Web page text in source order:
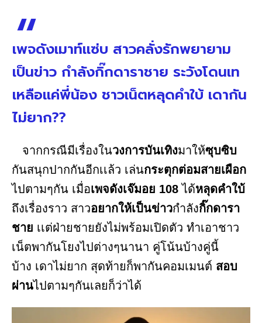
เพจดังเมาท์เเซ่บ สาวคลั่งรักพยายาม
เป็นข่าว กำลังกิ๊กดาราชาย ระวังโดนเท
เหลือแค่พี่น้อง ชาวเน็ตหลุดคำใบ้ เดากัน
ไม่ยาก??
จากกรณีมีเรื่องในวงการบันเทิงมาให้ซุบซิบ
กันสนุกปากกันอีกเเล้ว เล่นกระตุกต่อมสายเผือก
ไปตามๆกัน เมื่อเพจดังเจ๊มอย 108ได้หลุดคำใบ้
ถึงเรื่องราว สาวอยากให้เป็นข่าวกำลังกิ๊กดารา
ชาย เเต่ฝ่ายชายยังไม่พร้อมเปิดตัว ทำเอาชาว
เน็ตพากันโยงไปต่างๆนานา คู่โน้นบ้างคู่นี้
บ้าง เดาไม่ยาก สุดท้ายก็พากันคอมเมนต์ สอบ
ผ่านไปตามๆกันเลยก็ว่าได้